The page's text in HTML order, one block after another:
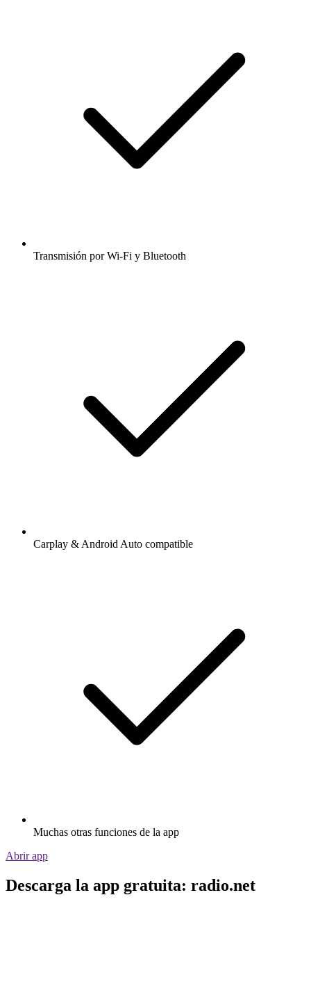
Transmisión por Wi-Fi y Bluetooth
Carplay & Android Auto compatible
Muchas otras funciones de la app
Abrir app
Descarga la app gratuita: radio.net